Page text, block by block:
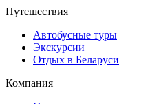
Путешествия
Автобусные туры
Экскурсии
Отдых в Беларуси
Компания